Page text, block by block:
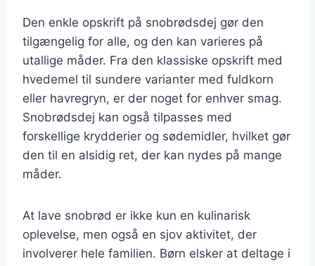
Den enkle opskrift på snobrødsdej gør den
tilgængelig for alle, og den kan varieres på
utallige måder. Fra den klassiske opskrift med
hvedemel til sundere varianter med fuldkorn
eller havregryn, er der noget for enhver smag.
Snobrødsdej kan også tilpasses med
forskellige krydderier og sødemidler, hvilket gør
den til en alsidig ret, der kan nydes på mange
måder.
At lave snobrød er ikke kun en kulinarisk
oplevelse, men også en sjov aktivitet, der
involverer hele familien. Børn elsker at deltage i